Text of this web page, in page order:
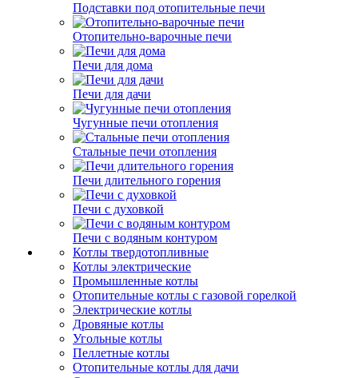
Подставки под отопительные печи
Отопительно-варочные печи
Печи для дома
Печи для дачи
Чугунные печи отопления
Стальные печи отопления
Печи длительного горения
Печи с духовкой
Печи с водяным контуром
Котлы твердотопливные
Котлы электрические
Промышленные котлы
Отопительные котлы с газовой горелкой
Электрические котлы
Дровяные котлы
Угольные котлы
Пеллетные котлы
Отопительные котлы для дачи